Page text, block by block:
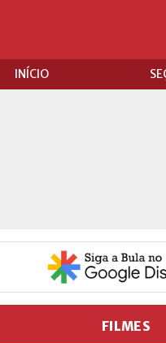
INÍCIO
FILMES